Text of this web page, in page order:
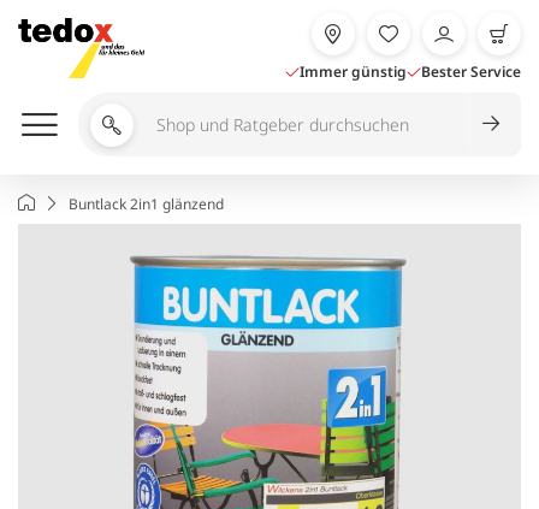
Inhalt
springen
Immer günstig Bester Service
Shop
durchsuchen
StartseiteBuntlack 2in1 glänzend